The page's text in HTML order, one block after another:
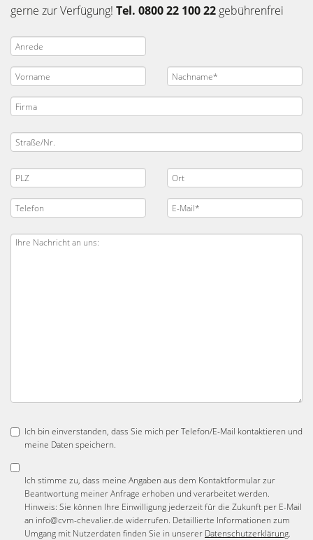
gerne zur Verfügung! Tel. 0800 22 100 22 gebührenfrei
Ich bin einverstanden, dass Sie mich per Telefon/E-Mail kontaktieren und
meine Daten speichern.
Ich stimme zu, dass meine Angaben aus dem Kontaktformular zur
Beantwortung meiner Anfrage erhoben und verarbeitet werden.
Hinweis: Sie können Ihre Einwilligung jederzeit für die Zukunft per E-Mail
an info@cvm-chevalier.de widerrufen. Detaillierte Informationen zum
Umgang mit Nutzerdaten finden Sie in unserer Datenschutzerklärung.